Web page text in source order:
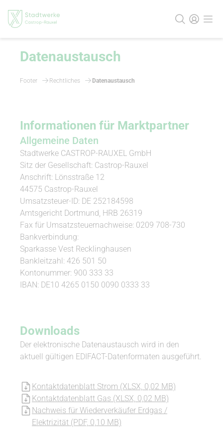
Datenaustausch
Footer Rechtliches Datenaustausch
Informationen für Marktpartner
All­gemeine Daten
Stadtwerke CASTROP-RAUXEL GmbH
Sitz der Gesellschaft: Castrop-Rauxel
Anschrift: Lönsstraße 12
44575 Castrop-Rauxel
Umsatzsteuer-ID: DE 252184598
Amtsgericht Dortmund, HRB 26319
Fax für Umsatzsteuernachweise: 0209 708-730
Bankverbindung:
Sparkasse Vest Recklinghausen
Bankleitzahl: 426 501 50
Kontonummer: 900 333 33
IBAN: DE10 4265 0150 0090 0333 33
Downloads
Der elektronische Datenaustausch wird in den
aktuell gültigen EDIFACT-Datenformaten ausgeführt.
Kontaktdatenblatt Strom (XLSX, 0,02 MB)
Kontaktdatenblatt Gas (XLSX, 0,02 MB)
Nachweis für Wiederverkäufer Erdgas /
Elektrizität (PDF, 0,10 MB)